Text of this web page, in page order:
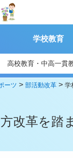
学校教育
高校教育・中高一貫
ーツ >部活動改革 >学
改革を踏